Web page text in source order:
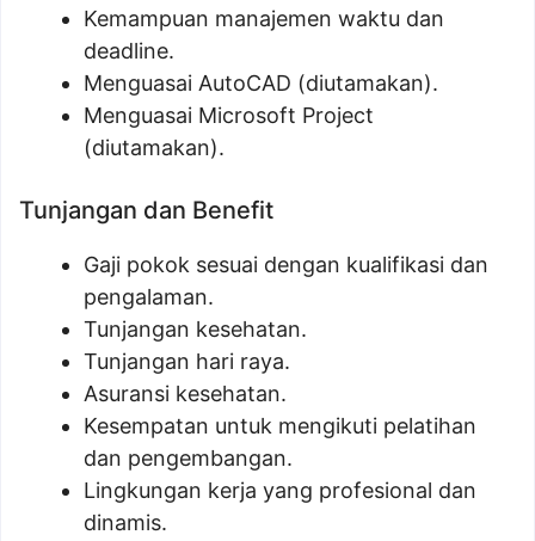
Kemampuan manajemen waktu dan
deadline.
Menguasai AutoCAD (diutamakan).
Menguasai Microsoft Project
(diutamakan).
Tunjangan dan Benefit
Gaji pokok sesuai dengan kualifikasi dan
pengalaman.
Tunjangan kesehatan.
Tunjangan hari raya.
Asuransi kesehatan.
Kesempatan untuk mengikuti pelatihan
dan pengembangan.
Lingkungan kerja yang profesional dan
dinamis.